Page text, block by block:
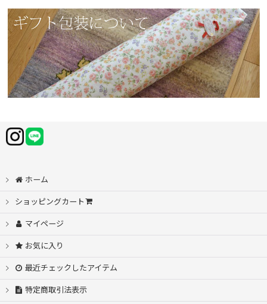
ホーム
ショッピングカート
マイページ
お気に入り
最近チェックしたアイテム
特定商取引法表示